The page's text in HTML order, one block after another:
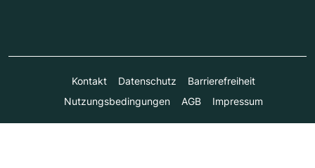
Kontakt Datenschutz
Barrierefreiheit
Nutzungsbedingungen
AGB Impressum